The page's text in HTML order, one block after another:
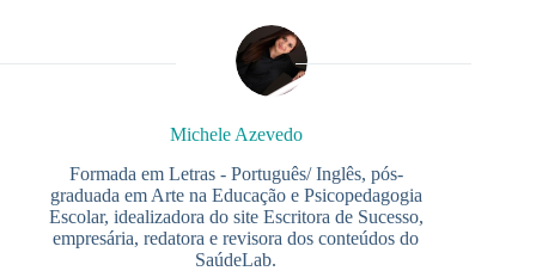
Michele Azevedo
Formada em Letras - Português/ Inglês, pós-
graduada em Arte na Educação e Psicopedagogia
Escolar, idealizadora do site Escritora de Sucesso,
empresária, redatora e revisora dos conteúdos do
SaúdeLab.